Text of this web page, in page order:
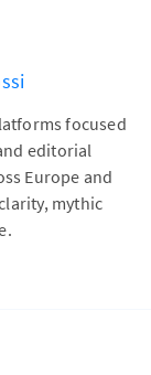
focused
editorial
Europe and
mythic